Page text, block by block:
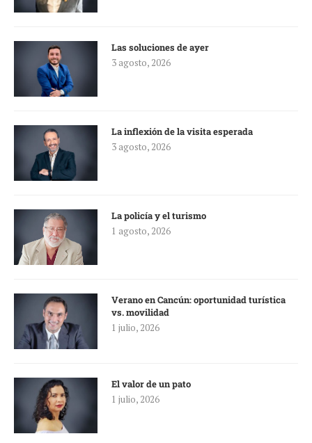
Las soluciones de ayer
3 agosto, 2026
La inflexión de la visita esperada
3 agosto, 2026
La policía y el turismo
1 agosto, 2026
Verano en Cancún: oportunidad turística
vs. movilidad
1 julio, 2026
El valor de un pato
1 julio, 2026